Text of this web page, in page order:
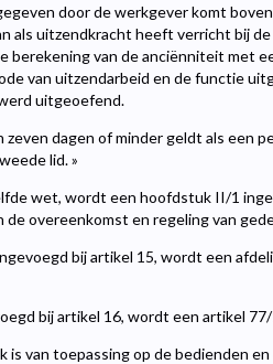
door de werkgever komt
als uitzendkracht heeft verricht bij
berekening van de anciënniteit met
van uitzendarbeid en de functie
uitgeoefend.
dagen of minder geldt als een
lid. »
wet, wordt een hoofdstuk II/1
overeenkomst en regeling van
bij artikel 15, wordt een
bij artikel 16, wordt een artikel
is van toepassing op de bedienden